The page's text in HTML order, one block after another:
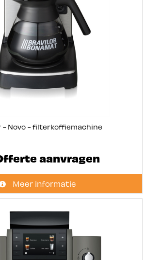
- Novo - filterkoffiemachine
aanvragen
Meer informatie